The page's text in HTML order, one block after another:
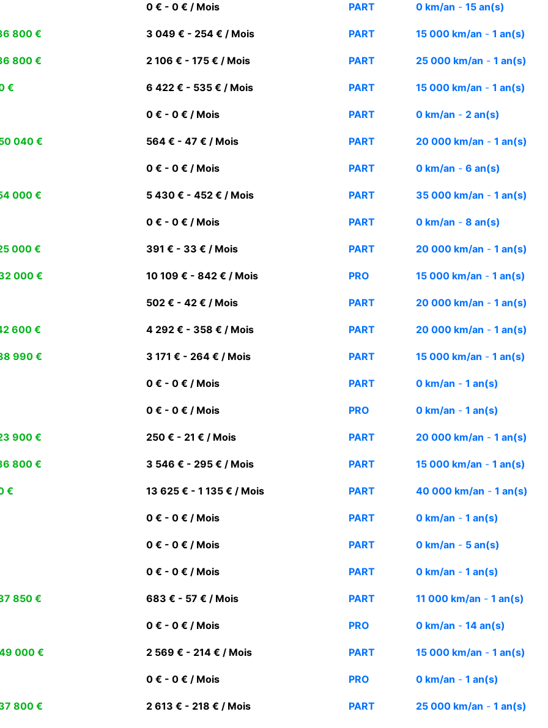
0 € - 0 € / Mois PART 0 km/an -15 an(s)
800 € 3 049 € - 254 € / Mois PART 15 000 km/an -1 an(s)
800 € 2 106 € - 175 € / Mois PART 25 000 km/an -1 an(s)
€ 6 422 € - 535 € / Mois PART 15 000 km/an -1 an(s)
0 € - 0 € / Mois PART 0 km/an - 2 an(s)
040 € 564 € - 47 € / Mois PART 20 000 km/an -1 an(s)
0 € - 0 € / Mois PART 0 km/an -6 an(s)
000 € 5 430 € - 452 € / Mois PART 35 000 km/an -1 an(s)
0 € - 0 € / Mois PART 0 km/an -8 an(s)
000 € 391 € - 33 € / Mois PART 20 000 km/an -1 an(s)
000 € 10 109 € - 842 € / Mois PRO 15 000 km/an -1 an(s)
502 € - 42 € / Mois PART 20 000 km/an -1 an(s)
600 € 4 292 € - 358 € / Mois PART 20 000 km/an -1 an(s)
990 € 3 171 € - 264 € / Mois PART 15 000 km/an -1 an(s)
0 € - 0 € / Mois PART 0 km/an -1 an(s)
0 € - 0 € / Mois PRO 0 km/an -1 an(s)
900 € 250 € - 21 € / Mois PART 20 000 km/an -1 an(s)
800 € 3 546 € - 295 € / Mois PART 15 000 km/an -1 an(s)
€ 13 625 € - 1 135 € / Mois PART 40 000 km/an -1 an(s)
0 € - 0 € / Mois PART 0 km/an -1 an(s)
0 € - 0 € / Mois PART 0 km/an - 5 an(s)
0 € - 0 € / Mois PART 0 km/an -1 an(s)
850 € 683 € - 57 € / Mois PART 11 000 km/an -1 an(s)
0 € - 0 € / Mois PRO 0 km/an -14 an(s)
000 € 2 569 € - 214 € / Mois PART 15 000 km/an -1 an(s)
0 € - 0 € / Mois PRO 0 km/an -1 an(s)
800 € 2 613 € - 218 € / Mois PART 25 000 km/an -1 an(s)